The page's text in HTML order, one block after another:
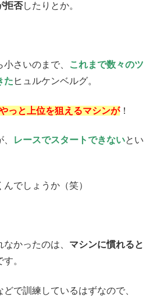
拒否したりとか。
さいのまで、
これまで数々のツ
た ヒュルケンベルグ。
っと上位を狙えるマシンが！
レースでスタートできないとい
でしょうか（笑）
かったのは、 マシンに慣れると
す。
で訓練しているはずなので、